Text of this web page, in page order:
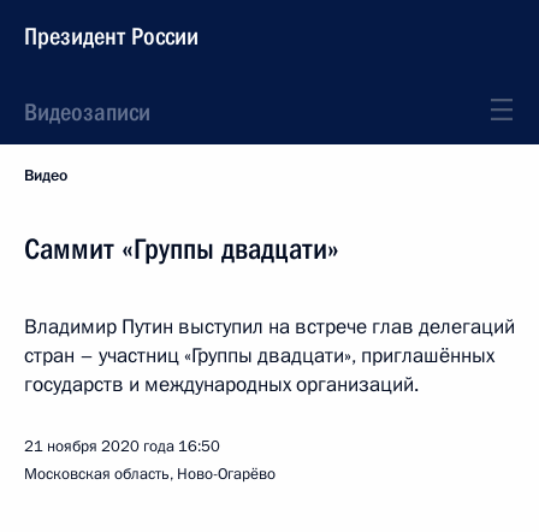
Президент России
Видеозаписи
Видео
Саммит «Группы двадцати»
Владимир Путин выступил на встрече глав делегаций
стран – участниц «Группы двадцати», приглашённых
государств и международных организаций.
21 ноября 2020 года 16:50
Московская область, Ново-Огарёво